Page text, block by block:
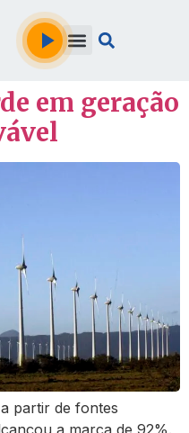
em geração
partir de fontes